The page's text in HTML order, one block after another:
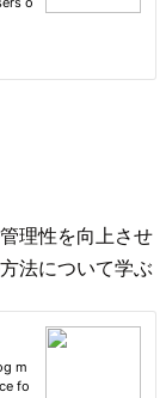
理性を向上させ
法について学ぶ